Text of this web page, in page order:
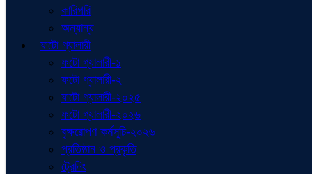
কারিগরি
অন্যান্য
ফটো গ্যালারী
ফটো গ্যালারী-১
ফটো গ্যালারী-২
ফটো গ্যালারী-২০২৫
ফটো গ্যালারী-২০২৬
বৃক্ষরোপণ কর্মসূচি-২০২৬
প্রতিষ্ঠান ও প্রকৃতি
ট্রেনিং